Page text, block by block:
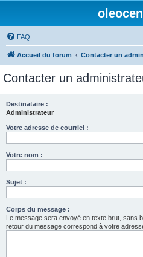
FAQ
Accueil du forum Contacter un
Contacter un
Destinataire :
Administrateur
Votre adresse de courriel :
Votre nom :
Sujet :
Corps du message :
Le message sera envoyé en texte brut, sans
retour du message correspond à votre